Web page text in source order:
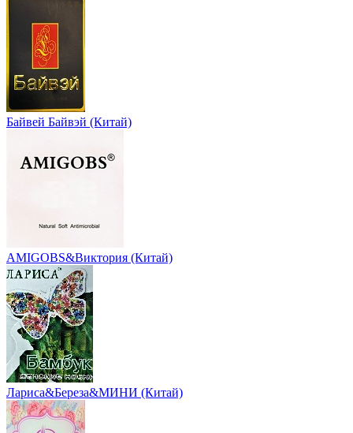
Байвей Байвэй (Китай)
AMIGOBS&Виктория (Китай)
Лариса&Береза&МИНИ (Китай)